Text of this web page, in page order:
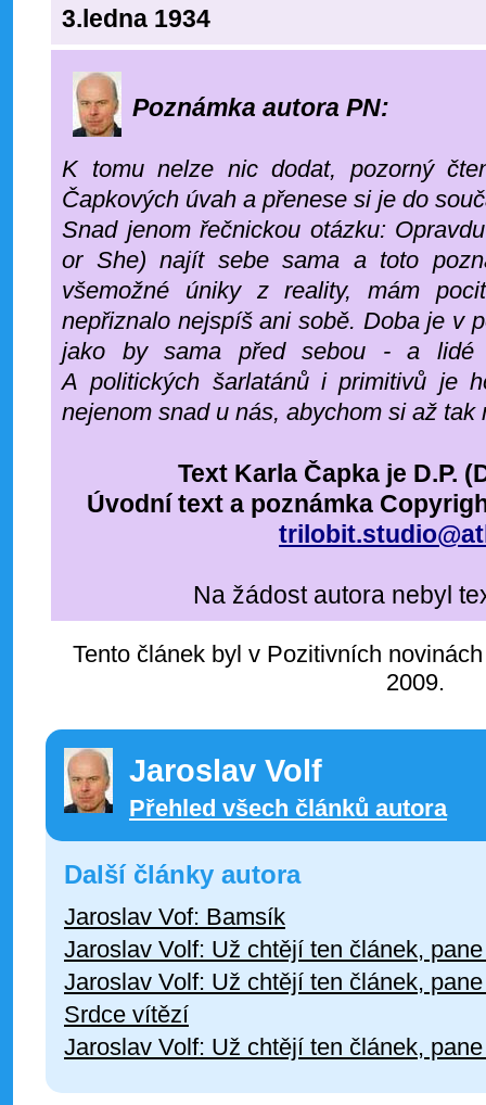
3.ledna 1934
Poznámka autora PN:
K tomu nelze nic dodat, pozorný
Čapkových úvah a přenese si je do
Snad jenom řečnickou otázku:
or She) najít sebe sama a toto
všemožné úniky z reality, mám
nepřiznalo nejspíš ani sobě. Doba je v
jako by sama před sebou - a lidé
A politických šarlatánů i primitivů je
nejenom snad u nás, abychom si až
Text Karla Čapka je D.P.
Úvodní text a poznámka
Na žádost autora nebyl
Tento článek byl v Pozitivních
2009.
Jaroslav Volf
Přehled všech článků autora
Další články autora
Jaroslav Vof: Bamsík
Jaroslav Volf: Už chtějí ten článek,
Jaroslav Volf: Už chtějí ten článek,
Srdce vítězí
Jaroslav Volf: Už chtějí ten článek,